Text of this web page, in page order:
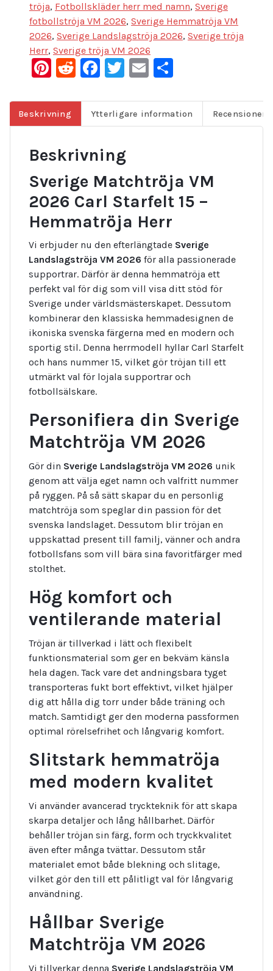
tröja, Fotbollskläder herr med namn, Sverige
fotbollströja VM 2026, Sverige Hemmatröja VM
2026, Sverige Landslagströja 2026, Sverige tröja
Herr, Sverige tröja VM 2026
Pinterest
Reddit
Facebook
Twitter
Email
Beskrivning Ytterligare information Recensioner
Beskrivning
Sverige Matchtröja VM
2026 Carl Starfelt 15 –
Hemmatröja Herr
Vi erbjuder nu den efterlängtade Sverige
Landslagströja VM 2026 för alla passionerade
supportrar. Därför är denna hemmatröja ett
perfekt val för dig som vill visa ditt stöd för
Sverige under världsmästerskapet. Dessutom
kombinerar den klassiska hemmadesignen de
ikoniska svenska färgerna med en modern och
sportig stil. Denna herrmodell hyllar Carl Starfelt
och hans nummer 15, vilket gör tröjan till ett
utmärkt val för lojala supportrar och
fotbollsälskare.
Personifiera din Sverige
Matchtröja VM 2026
Gör din Sverige Landslagströja VM 2026 unik
genom att välja eget namn och valfritt nummer
på ryggen. På så sätt skapar du en personlig
matchtröja som speglar din passion för det
svenska landslaget. Dessutom blir tröjan en
uppskattad present till familj, vänner och andra
fotbollsfans som vill bära sina favoritfärger med
stolthet.
Hög komfort och
ventilerande material
Tröjan är tillverkad i lätt och flexibelt
funktionsmaterial som ger en bekväm känsla
hela dagen. Tack vare det andningsbara tyget
transporteras fukt bort effektivt, vilket hjälper
dig att hålla dig torr under både träning och
match. Samtidigt ger den moderna passformen
optimal rörelsefrihet och långvarig komfort.
Slitstark hemmatröja
med modern kvalitet
Vi använder avancerad tryckteknik för att skapa
skarpa detaljer och lång hållbarhet. Därför
behåller tröjan sin färg, form och tryckkvalitet
även efter många tvättar. Dessutom står
materialet emot både blekning och slitage,
vilket gör den till ett pålitligt val för långvarig
användning.
Hållbar Sverige
Matchtröja VM 2026
Vi tillverkar denna Sverige Landslagströja VM